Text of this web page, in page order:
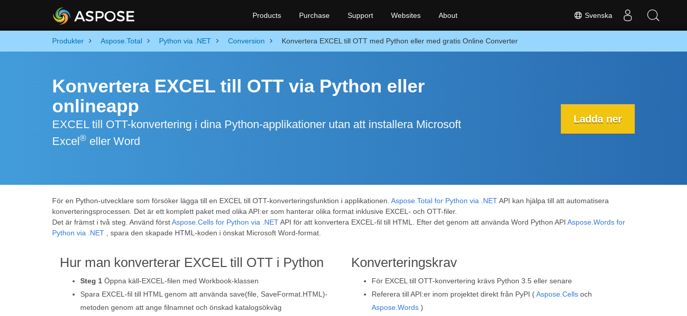
Svenska
Products Purchase Support Websites About
Produkter Aspose.Total Python via .NET Conversion Konvertera EXCEL till OTT med Python eller med gratis Online Converter
Konvertera EXCEL till OTT via Python eller
onlineapp
EXCEL till OTT-konvertering i dina Python-applikationer utan att installera Microsoft
Excel® eller Word
Ladda ner
För en Python-utvecklare som försöker lägga till en EXCEL till OTT-konverteringsfunktion i applikationen. Aspose.Total for Python via .NETAPI kan hjälpa till att automatisera
konverteringsprocessen. Det är ett komplett paket med olika API:er som hanterar olika format inklusive EXCEL- och OTT-filer.
Det är främst i två steg. Använd förstAspose.Cells for Python via .NETAPI för att konvertera EXCEL-fil till HTML. Efter det genom att använda Word Python API Aspose.Words for
Python via .NET , spara den skapade HTML-koden i önskat Microsoft Word-format.
Hur man konverterar EXCEL till OTT i Python
Steg 1 Öppna käll-EXCEL-filen med Workbook-klassen
Spara EXCEL-fil till HTML genom att använda save(file, SaveFormat.HTML)-
metoden genom att ange filnamnet och önskad katalogsökväg
Konverteringskrav
För EXCEL till OTT-konvertering krävs Python 3.5 eller senare
Referera till API:er inom projektet direkt från PyPI (Aspose.Cells och
Aspose.Words )